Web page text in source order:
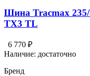
Шина Tracmax
TX3 TL
6 770 ₽
Наличие: достаточно
Бренд